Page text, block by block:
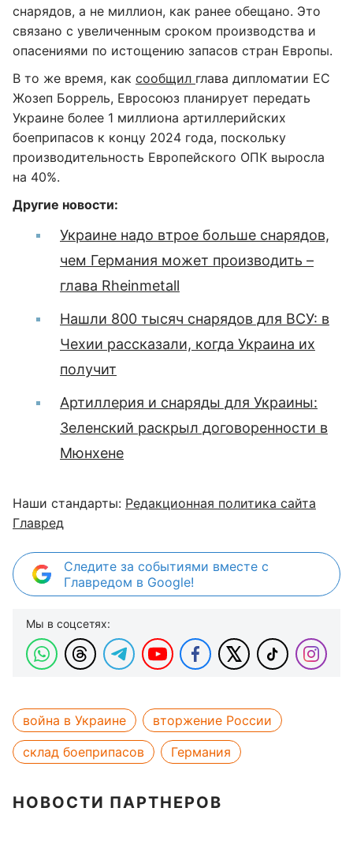
снарядов, а не миллион, как ранее обещано. Это
связано с увеличенным сроком производства и
опасениями по истощению запасов стран Европы.
В то же время, как сообщил глава дипломатии ЕС
Жозеп Боррель, Евросоюз планирует передать
Украине более 1 миллиона артиллерийских
боеприпасов к концу 2024 года, поскольку
производительность Европейского ОПК выросла
на 40%.
Другие новости:
Украине надо втрое больше снарядов,
чем Германия может производить –
глава Rheinmetall
Нашли 800 тысяч снарядов для ВСУ: в
Чехии рассказали, когда Украина их
получит
Артиллерия и снаряды для Украины:
Зеленский раскрыл договоренности в
Мюнхене
Наши стандарты: Редакционная политика сайта
Главред
Следите за событиями вместе с
Главредом в Google!
Мы в соцсетях:
война в Украине
вторжение России
склад боеприпасов
Германия
НОВОСТИ ПАРТНЕРОВ